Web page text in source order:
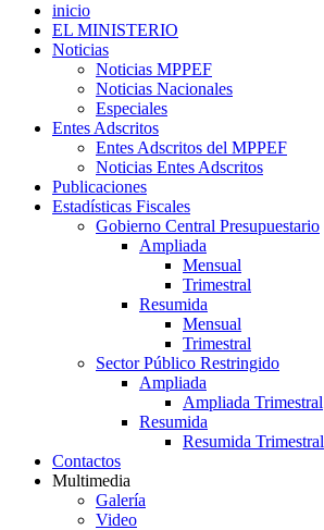
inicio
EL MINISTERIO
Noticias
Noticias MPPEF
Noticias Nacionales
Especiales
Entes Adscritos
Entes Adscritos del MPPEF
Noticias Entes Adscritos
Publicaciones
Estadísticas Fiscales
Gobierno Central Presupuestario
Ampliada
Mensual
Trimestral
Resumida
Mensual
Trimestral
Sector Público Restringido
Ampliada
Ampliada Trimestral
Resumida
Resumida Trimestral
Contactos
Multimedia
Galería
Video